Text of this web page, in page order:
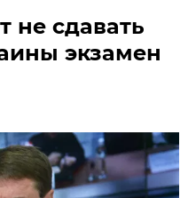
не сдавать
экзамен